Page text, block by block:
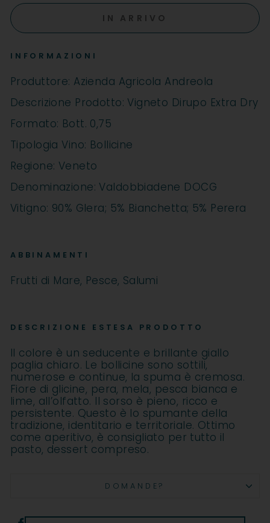
IN ARRIVO
INFORMAZIONI
Produttore: Azienda Agricola Andreola
Descrizione Prodotto: Vigneto Dirupo Extra Dry
Formato: Bott. 0,75
Tipologia Vino: Bollicine
Regione: Veneto
Denominazione: Valdobbiadene DOCG
Vitigno: 90% Glera; 5% Bianchetta; 5% Perera
ABBINAMENTI
Frutti di Mare, Pesce, Salumi
DESCRIZIONE ESTESA PRODOTTO
Il colore è un seducente e brillante giallo
paglia chiaro. Le bollicine sono sottili,
numerose e continue, la spuma è cremosa.
Fiore di glicine, pera, mela, pesca bianca e
lime, all’olfatto. Il sorso è pieno, ricco e
persistente. Questo è lo spumante della
tradizione, identitario e territoriale. Ottimo
come aperitivo, è consigliato per tutto il
pasto, dessert compreso.
DOMANDE?